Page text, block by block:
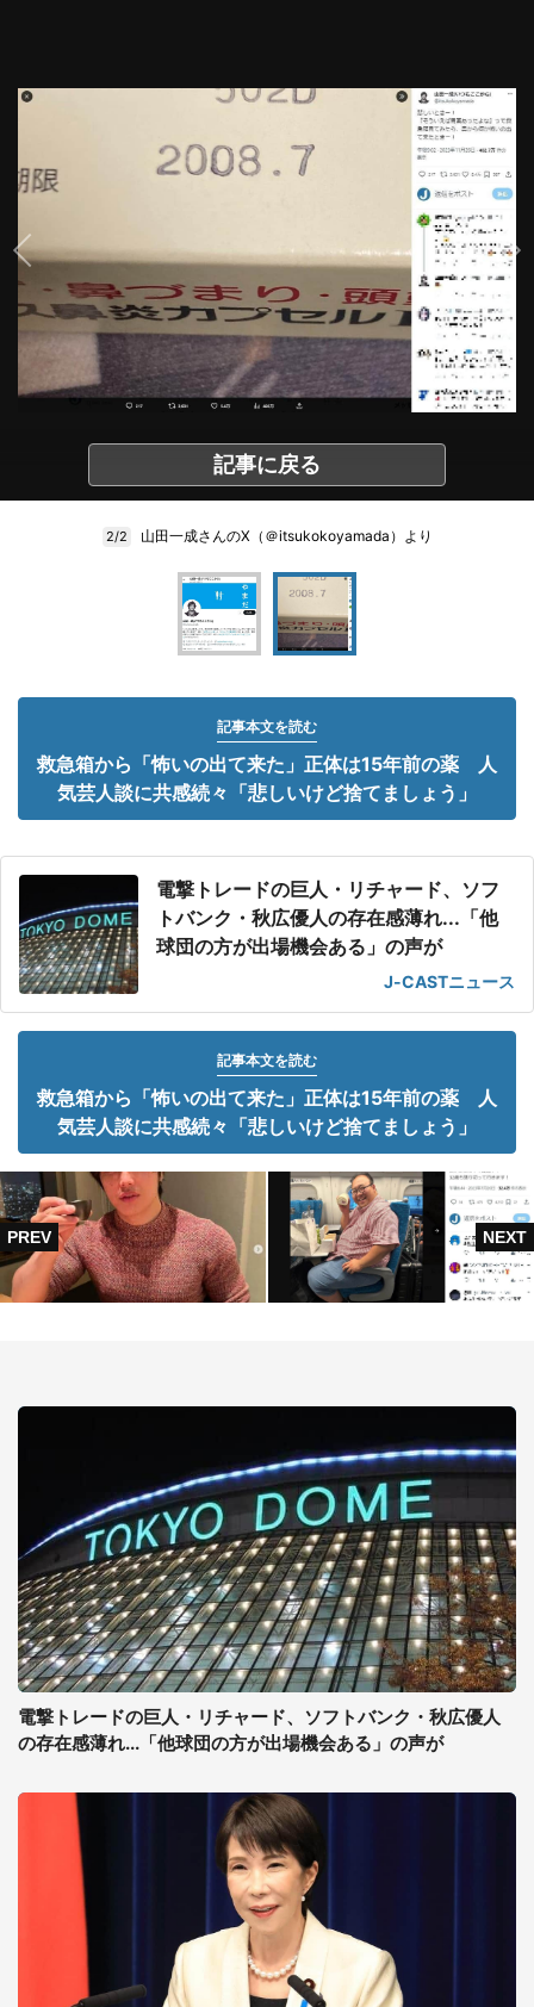
記事に戻る
2/2 山田一成さんのX（＠itsukokoyamada）より
記事本文を読む
救急箱から「怖いの出て来た」正体は15年前の薬 人
気芸人談に共感続々「悲しいけど捨てましょう」
電撃トレードの巨人・リチャード、ソフ
トバンク・秋広優人の存在感薄れ...「他
球団の方が出場機会ある」の声が
J-CASTニュース
記事本文を読む
救急箱から「怖いの出て来た」正体は15年前の薬 人
気芸人談に共感続々「悲しいけど捨てましょう」
電撃トレードの巨人・リチャード、ソフトバンク・秋広優人
の存在感薄れ...「他球団の方が出場機会ある」の声が